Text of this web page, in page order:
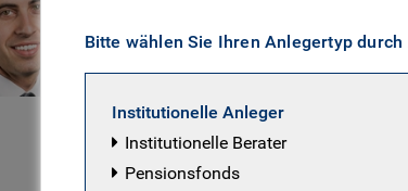
Matt Carthy ist Manager im
Investment Teams bei der
Anlageprozesse von RBC
Bitte wählen Sie Ihren Anlegertyp
Institutionelle Anleger
Institutionelle Berater
Pensionsfonds